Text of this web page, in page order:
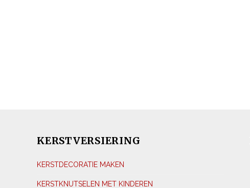
KERSTVERSIERING
KERSTDECORATIE MAKEN
KERSTKNUTSELEN MET KINDEREN